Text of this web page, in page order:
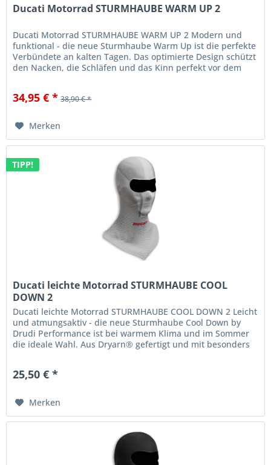
Ducati Motorrad STURMHAUBE WARM UP 2
Ducati Motorrad STURMHAUBE WARM UP 2 Modern und
funktional - die neue Sturmhaube Warm Up ist die perfekte
Verbündete an kalten Tagen. Das optimierte Design schützt
den Nacken, die Schläfen und das Kinn perfekt vor dem
34,95 € * 38,90 € *
Merken
TIPP!
Ducati leichte Motorrad STURMHAUBE COOL
DOWN 2
Ducati leichte Motorrad STURMHAUBE COOL DOWN 2 Leicht
und atmungsaktiv - die neue Sturmhaube Cool Down by
Drudi Performance ist bei warmem Klima und im Sommer
die ideale Wahl. Aus Dryarn® gefertigt und mit besonders
25,50 € *
Merken